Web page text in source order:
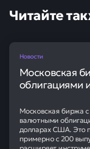
Читайте
Новости
Московская
облигациями
Московская биржа
валютными
долларах США. Это
примерно с 200